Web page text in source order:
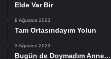
Elde Var Bir
8 Ağustos 2023
Tam Ortasındayım Yolun
3 Ağustos 2023
Bugün de Doymadım Anne…